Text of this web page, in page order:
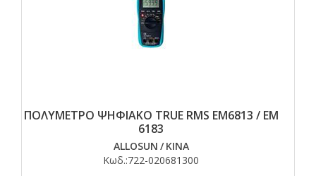
ΠΟΛΥΜΕΤΡΟ ΨΗΦΙΑΚΟ TRUE RMS EM6813 / EM
6183
ALLOSUN / ΚΙΝΑ
Κωδ.:722-020681300